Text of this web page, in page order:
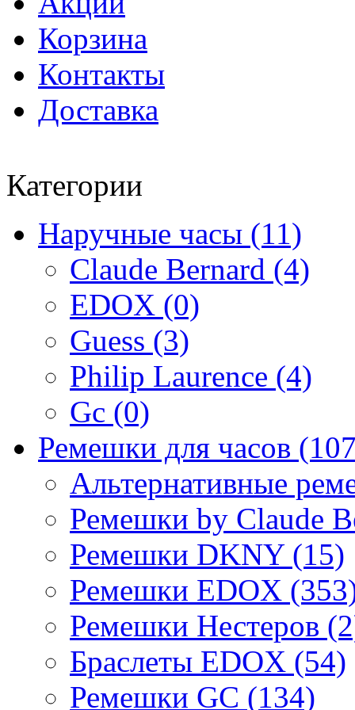
Корзина
Контакты
Доставка
Категории
Наручные часы (11)
Claude Bernard (4)
EDOX (0)
Guess (3)
Philip Laurence (4)
Gc (0)
Ремешки для часов
Альтернативные
Ремешки by Claude
Ремешки DKNY (15)
Ремешки EDOX
Ремешки Нестеров
Браслеты EDOX (54)
Ремешки GC (134)